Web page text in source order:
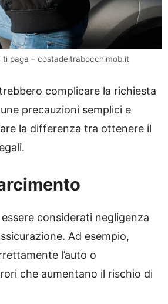
ti paga – costadeitrabocchimob.it
complicare la richiesta
precauzioni semplici e
la differenza tra ottenere il
considerati negligenza
Ad esempio,
l’auto o
che aumentano il rischio di